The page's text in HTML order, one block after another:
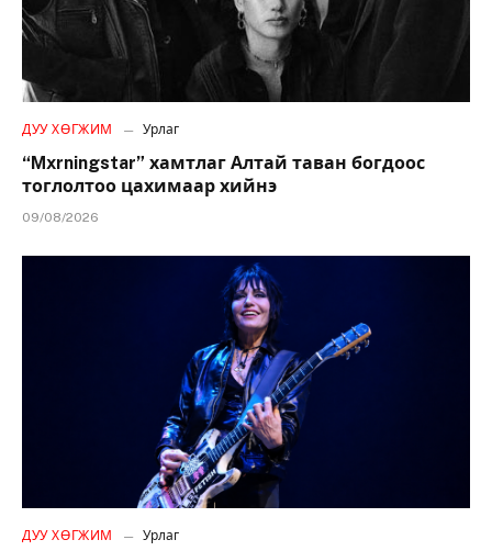
ДУУ ХӨГЖИМ Урлаг
“Mxrningstar” хамтлаг Алтай таван богдоос
тоглолтоо цахимаар хийнэ
09/08/2026
ДУУ ХӨГЖИМ Урлаг